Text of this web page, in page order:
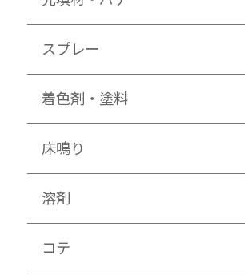
スプレー
着色剤・塗料
床鳴り
溶剤
コテ